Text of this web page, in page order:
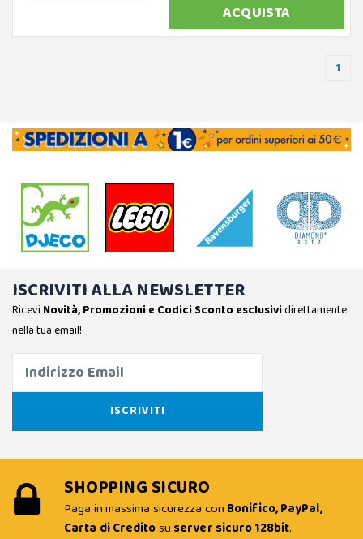
ACQUISTA
1
ISCRIVITI ALLA NEWSLETTER
Ricevi Novità, Promozioni e Codici Sconto esclusividirettamente
nella tua email!
SHOPPING SICURO
Paga in massima sicurezza con Bonifico, PayPal,
Carta di Creditosu server sicuro 128bit.